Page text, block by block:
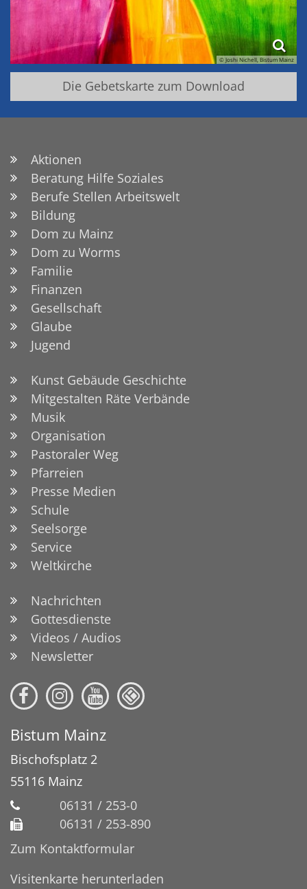
© Joshi Nichell, Bistum Mainz
Die Gebetskarte zum Download
Aktionen
Beratung Hilfe Soziales
Berufe Stellen Arbeitswelt
Bildung
Dom zu Mainz
Dom zu Worms
Familie
Finanzen
Gesellschaft
Glaube
Jugend
Kunst Gebäude Geschichte
Mitgestalten Räte Verbände
Musik
Organisation
Pastoraler Weg
Pfarreien
Presse Medien
Schule
Seelsorge
Service
Weltkirche
Nachrichten
Gottesdienste
Videos / Audios
Newsletter
Bistum Mainz
Bischofsplatz 2
55116 Mainz
06131 / 253-0
06131 / 253-890
Zum Kontaktformular
Visitenkarte herunterladen